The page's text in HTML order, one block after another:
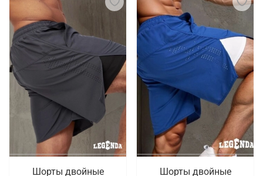
Шорты двойные Шорты двойные